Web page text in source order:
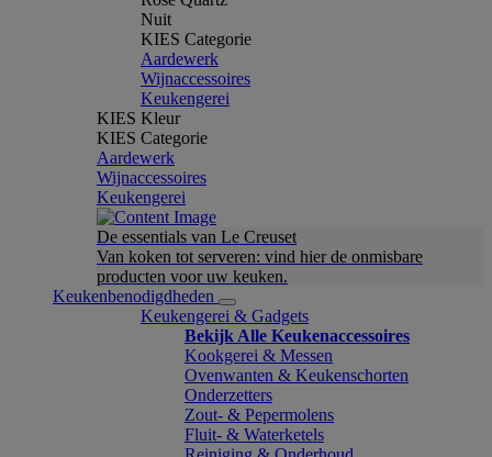
Nuit
KIES Categorie
Aardewerk
Wijnaccessoires
Keukengerei
KIES Kleur
KIES Categorie
Aardewerk
Wijnaccessoires
Keukengerei
De essentials van Le Creuset
Van koken tot serveren: vind hier de onmisbare
producten voor uw keuken.
Keukenbenodigdheden
Keukengerei & Gadgets
Bekijk Alle Keukenaccessoires
Kookgerei & Messen
Ovenwanten & Keukenschorten
Onderzetters
Zout- & Pepermolens
Fluit- & Waterketels